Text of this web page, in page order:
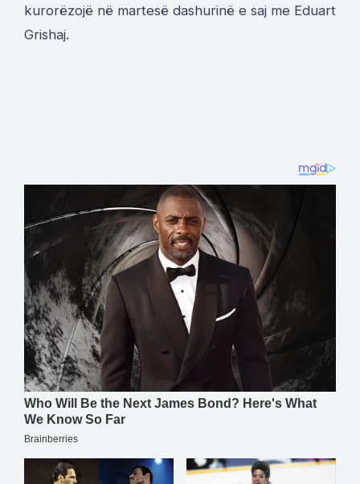
kurorëzojë në martesë dashurinë e saj me Eduart
Grishaj.